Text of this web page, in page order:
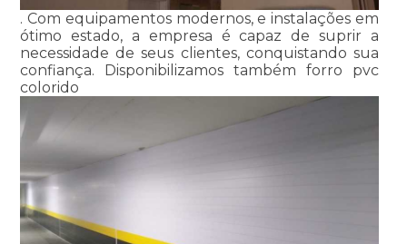
. Com equipamentos modernos, e instalações em
ótimo estado, a empresa é capaz de suprir a
necessidade de seus clientes, conquistando sua
confiança. Disponibilizamos também forro pvc
colorido